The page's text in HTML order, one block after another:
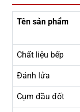
Tên sản phẩm
Chất liệu bếp
Đánh lửa
Cụm đầu đốt